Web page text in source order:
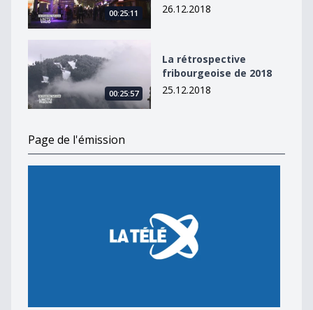
00:25:11
26.12.2018
00:25:57
La rétrospective
fribourgeoise de 2018
25.12.2018
Page de l'émission